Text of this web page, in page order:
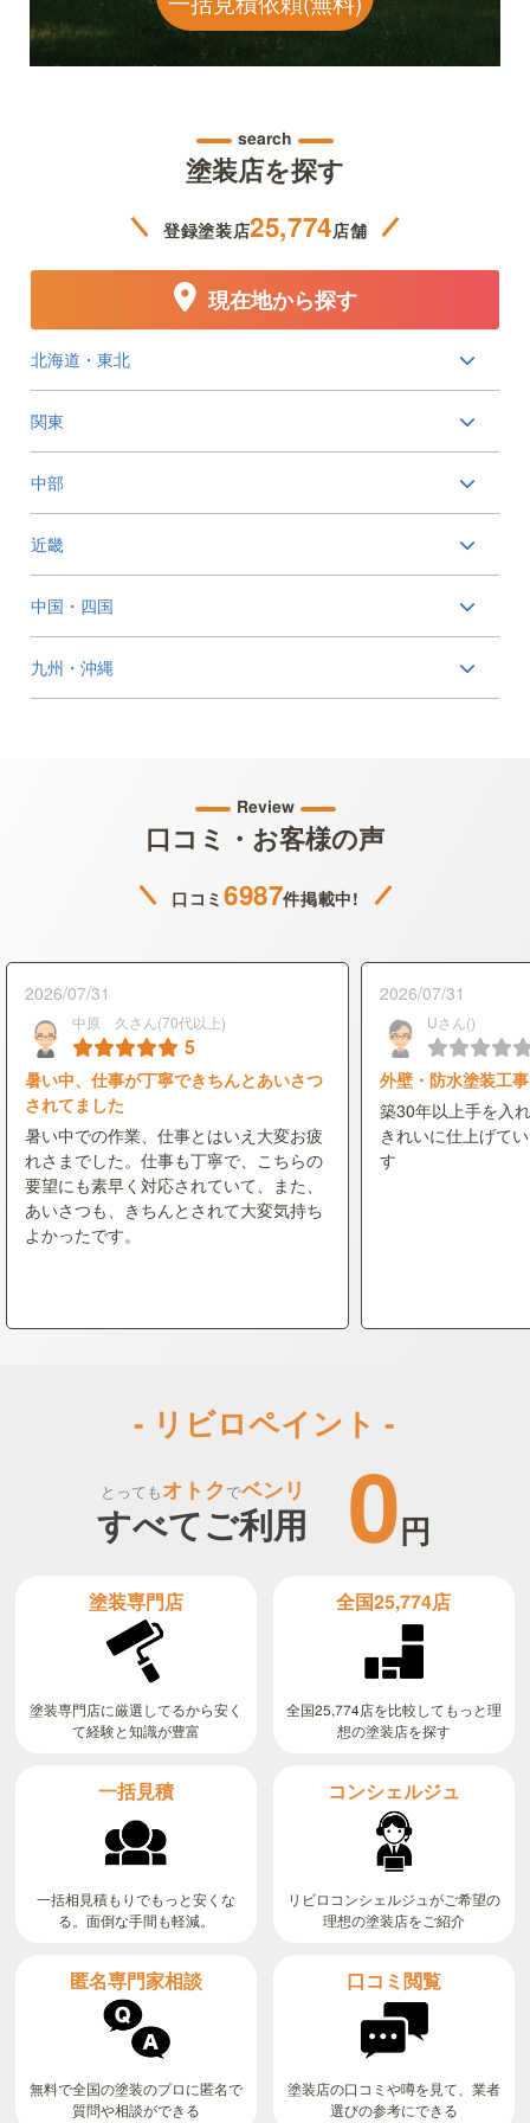
search
塗装店を探す
登録塗装店25,774店舗
北海道・東北
関東
中部
近畿
中国・四国
九州・沖縄
現在地から探す
Review
口コミ・お客様の声
口コミ6987件掲載中!
2026/07/31
中原 久さん(70代以上)
5
暑い中、仕事が丁寧できちんとあいさつ
されてました
暑い中での作業、仕事とはいえ大変お疲
れさまでした。仕事も丁寧で、こちらの
要望にも素早く対応されていて、また、
あいさつも、きちんとされて大変気持ち
よかったです。
2026/07/31
Uさん()
外壁・防水塗装工事
築30年以上手を入
きれいに仕上げて
す
- リビロペイント -
とってもオトクでベンリ
すべてご利用 0円
塗装専門店
塗装専門店に厳選してるから安く
て経験と知識が豊富
全国25,774店
全国25,774店を比較してもっと理
想の塗装店を探す
一括見積
一括相見積もりでもっと安くな
る。面倒な手間も軽減。
コンシェルジュ
リビロコンシェルジュがご希望の
理想の塗装店をご紹介
匿名専門家相談
無料で全国の塗装のプロに匿名で
質問や相談ができる
口コミ閲覧
塗装店の口コミや噂を見て、業者
選びの参考にできる